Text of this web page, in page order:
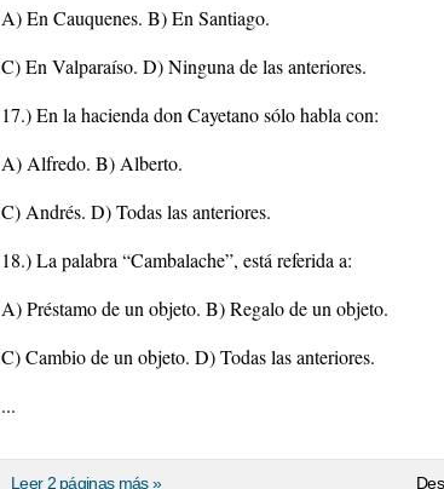
A) En Cauquenes. B) En Santiago.
C) En Valparaíso. D) Ninguna de las anteriores.
17.) En la hacienda don Cayetano sólo habla con:
A) Alfredo. B) Alberto.
C) Andrés. D) Todas las anteriores.
18.) La palabra “Cambalache”, está referida a:
A) Préstamo de un objeto. B) Regalo de un objeto.
C) Cambio de un objeto. D) Todas las anteriores.
...
Leer 2 páginas más »